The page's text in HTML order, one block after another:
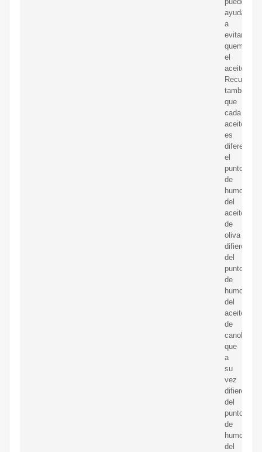
ayudarte
a
evitar
quemar
el
aceite.
Recuerde
también
que
cada
aceite
es
diferente;
el
punto
de
humo
del
aceite
de
oliva
difiere
del
punto
de
humo
del
aceite
de
canola,
que
a
su
vez
difiere
del
punto
de
humo
del